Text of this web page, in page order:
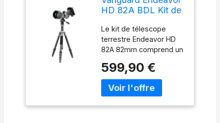
HD 82A BDL Kit de
82 mm
Le kit de télescope
terrestre Endeavor HD
82A 82mm comprend un
rotule panoramique et un
adaptateur smartphone
pour digiscoping. Le kit
599,90 €